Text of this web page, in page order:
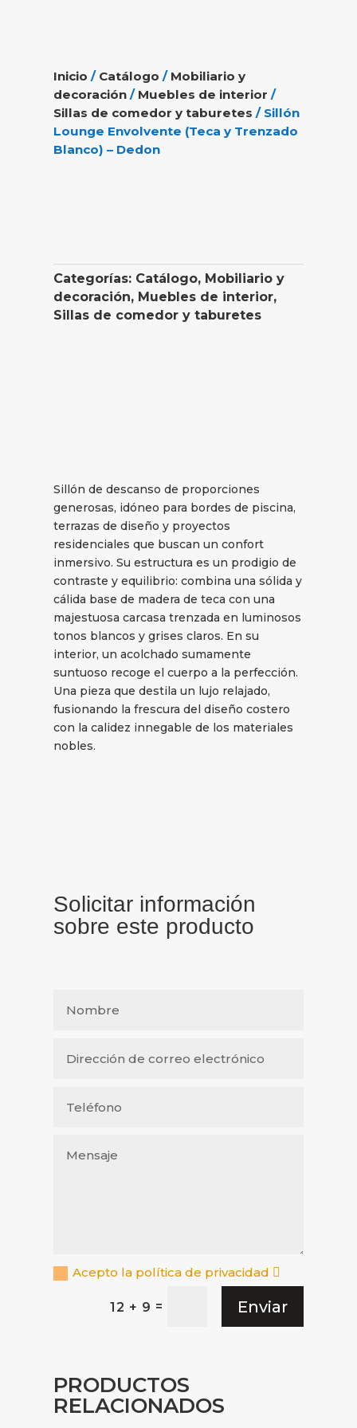
Inicio / Catálogo / Mobiliario y
decoración / Muebles de interior /
Sillas de comedor y taburetes / Sillón
Lounge Envolvente (Teca y Trenzado
Blanco) – Dedon
Categorías: Catálogo, Mobiliario y
decoración, Muebles de interior,
Sillas de comedor y taburetes
Sillón de descanso de proporciones
generosas, idóneo para bordes de piscina,
terrazas de diseño y proyectos
residenciales que buscan un confort
inmersivo. Su estructura es un prodigio de
contraste y equilibrio: combina una sólida y
cálida base de madera de teca con una
majestuosa carcasa trenzada en luminosos
tonos blancos y grises claros. En su
interior, un acolchado sumamente
suntuoso recoge el cuerpo a la perfección.
Una pieza que destila un lujo relajado,
fusionando la frescura del diseño costero
con la calidez innegable de los materiales
nobles.
Solicitar información
sobre este producto
Acepto la política de privacidad
12 + 9 = Enviar
PRODUCTOS
RELACIONADOS